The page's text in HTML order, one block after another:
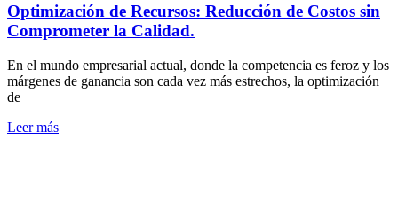
Optimización de Recursos: Reducción de Costos sin
Comprometer la Calidad.
En el mundo empresarial actual, donde la competencia es feroz y los
márgenes de ganancia son cada vez más estrechos, la optimización
de
Leer más